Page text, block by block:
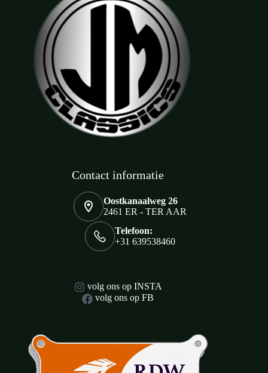
Contact informatie
Oostkanaalweg 26
2461 ER - TER AAR
Telefoon:
+31 639538460
volg ons op INSTA
volg ons op FB